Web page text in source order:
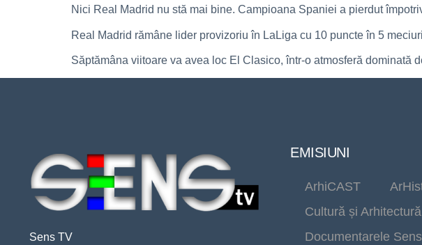
Nici Real Madrid nu stă mai bine. Campioana Spaniei a pierdut
Real Madrid rămâne lider provizoriu în LaLiga cu 10 puncte în 5
Săptămâna viitoare va avea loc El Clasico, într-o atmosferă dominată
Sens TV
EMISIUNI
ArhiCAST
Cultură și Arhitectură
Documentarele